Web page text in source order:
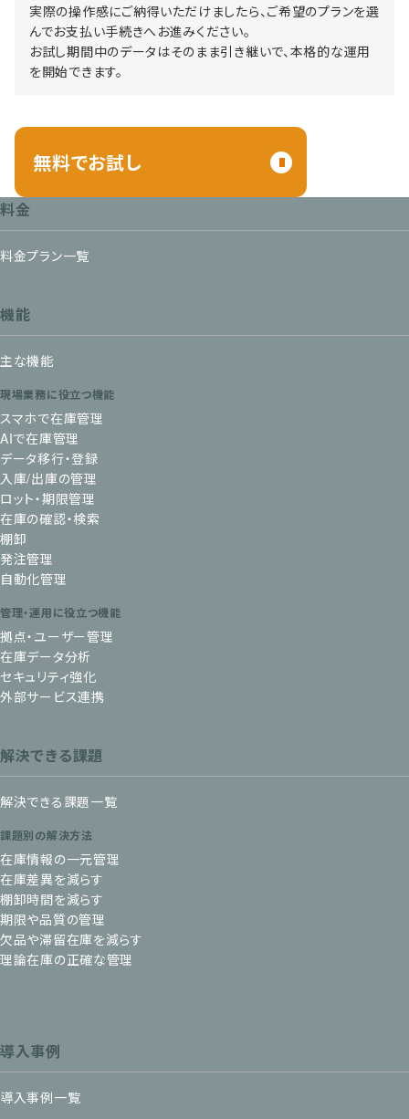
実際の操作感にご納得いただけましたら、ご希望のプランを選
んでお支払い手続きへお進みください。
お試し期間中のデータはそのまま引き継いで、本格的な運用
を開始できます。
無料でお試し
料金
料金プラン一覧
機能
主な機能
現場業務に役立つ機能
スマホで在庫管理
AIで在庫管理
データ移行・登録
入庫/出庫の管理
ロット・期限管理
在庫の確認・検索
棚卸
発注管理
自動化管理
管理・運用に役立つ機能
拠点・ユーザー管理
在庫データ分析
セキュリティ強化
外部サービス連携
解決できる課題
解決できる課題一覧
課題別の解決方法
在庫情報の一元管理
在庫差異を減らす
棚卸時間を減らす
期限や品質の管理
欠品や滞留在庫を減らす
理論在庫の正確な管理
導入事例
導入事例一覧